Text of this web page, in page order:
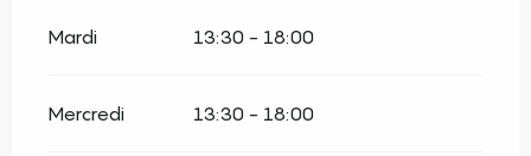
Mardi 13:30 - 18:00
Mercredi 13:30 - 18:00